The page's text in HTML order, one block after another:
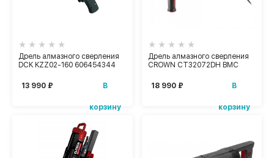
Дрель алмазного сверления
DCK KZZ02-160 606454344
13 990 ₽ В
корзину
Дрель алмазного сверления
CROWN CT32072DH BMC
18 990 ₽ В
корзину